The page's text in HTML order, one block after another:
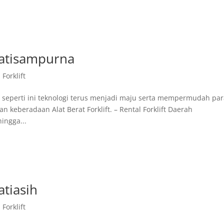
Forklift
seperti ini teknologi terus menjadi maju serta mempermudah
keberadaan Alat Berat Forklift. – Rental Forklift Daerah
Forklift